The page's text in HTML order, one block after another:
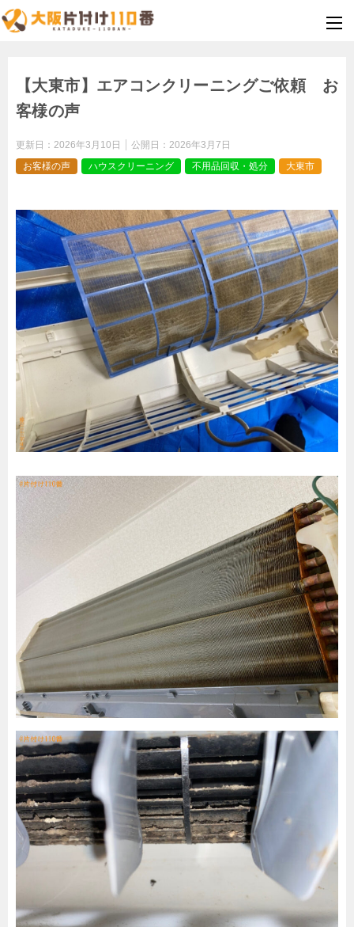
【大東市】エアコンクリーニングご依頼 お
客様の声
更新日： 2026年3月10日 公開日： 2026年3月7日
お客様の声
ハウスクリーニング 不用品回収・処分 大東市